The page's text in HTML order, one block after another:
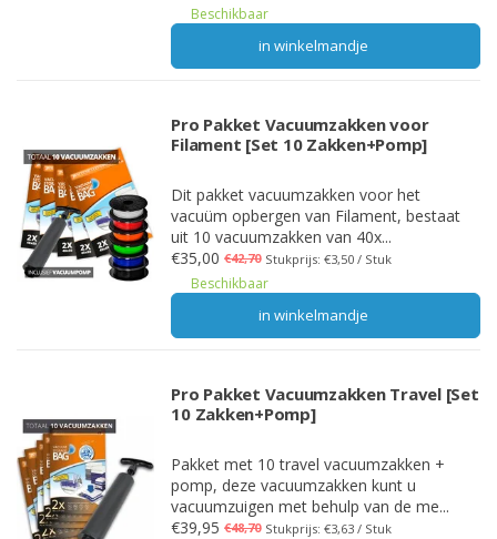
Beschikbaar
in winkelmandje
Pro Pakket Vacuumzakken voor
Filament [Set 10 Zakken+Pomp]
Dit pakket vacuumzakken voor het
vacuüm opbergen van Filament, bestaat
uit 10 vacuumzakken van 40x...
€35,00 €42,70 Stukprijs: €3,50 / Stuk
Beschikbaar
in winkelmandje
Pro Pakket Vacuumzakken Travel [Set
10 Zakken+Pomp]
Pakket met 10 travel vacuumzakken +
pomp, deze vacuumzakken kunt u
vacuumzuigen met behulp van de me...
€39,95 €48,70 Stukprijs: €3,63 / Stuk